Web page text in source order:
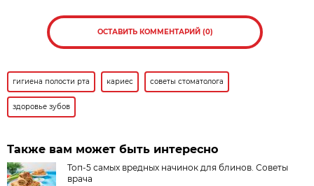
ОСТАВИТЬ КОММЕНТАРИЙ (0)
гигиена полости рта кариес советы стоматолога
здоровье зубов
Также вам может быть интересно
Топ-5 самых вредных начинок для блинов. Советы
врача